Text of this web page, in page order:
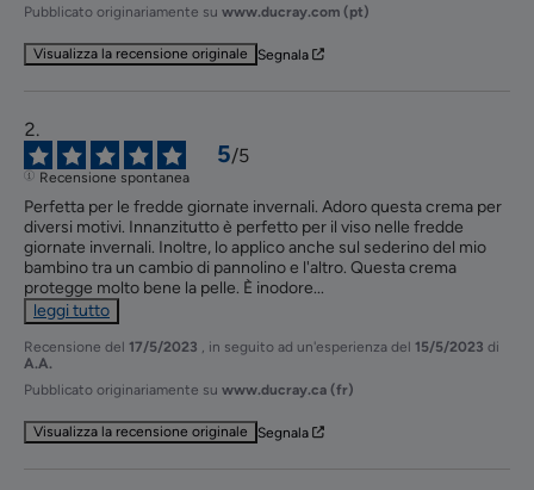
Pubblicato originariamente su www.ducray.com (pt)
Visualizza la recensione originale Segnala
5/5
Recensione spontanea
Perfetta per le fredde giornate invernali. Adoro questa crema per
diversi motivi. Innanzitutto è perfetto per il viso nelle fredde
giornate invernali. Inoltre, lo applico anche sul sederino del mio
bambino tra un cambio di pannolino e l'altro. Questa crema
protegge molto bene la pelle. È inodore...
leggi tutto
Recensione del 17/5/2023 , in seguito ad un'esperienza del 15/5/2023 di
A.A.
Pubblicato originariamente su www.ducray.ca (fr)
Visualizza la recensione originale Segnala